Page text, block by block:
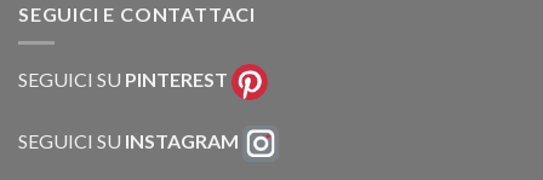
SEGUICI E CONTATTACI
SEGUICI SU PINTEREST
SEGUICI SU INSTAGRAM